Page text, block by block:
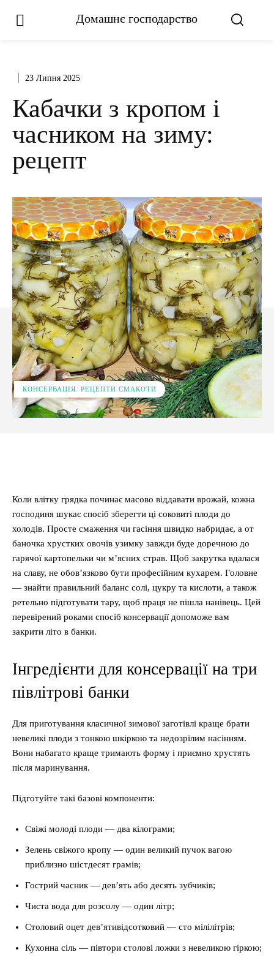
Домашнє господарство
23 Липня 2025
Кабачки з кропом і
часником на зиму:
рецепт
КОНСЕРВАЦІЯ. РЕЦЕПТИ СМАКОТИ
Коли влітку грядка починає масово віддавати врожай, кожна
господиня шукає спосіб зберегти ці соковиті плоди до
холодів. Просте смаження чи гасіння швидко набридає, а от
баночка хрустких овочів узимку завжди буде доречною до
гарячої картопельки чи м’ясних страв. Щоб закрутка вдалася
на славу, не обов’язково бути професійним кухарем. Головне
— знайти правильний баланс солі, цукру та кислоти, а також
ретельно підготувати тару, щоб праця не пішла нанівець. Цей
перевірений роками спосіб консервації допоможе вам
закрити літо в банки.
Інгредієнти для консервації на три
півлітрові банки
Для приготування класичної зимової заготівлі краще брати
невеликі плоди з тонкою шкіркою та недозрілим насінням.
Вони набагато краще тримають форму і приємно хрустять
після маринування.
Підготуйте такі базові компоненти:
Свіжі молоді плоди — два кілограми;
Зелень свіжого кропу — один великий пучок вагою
приблизно шістдесят грамів;
Гострий часник — дев’ять або десять зубчиків;
Чиста вода для розсолу — один літр;
Столовий оцет дев’ятивідсотковий — сто мілілітрів;
Кухонна сіль — півтори столові ложки з невеликою гіркою;